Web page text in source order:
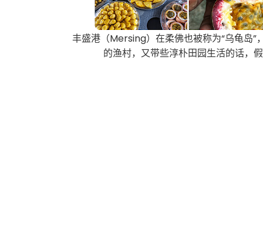
丰盛港（Mersing）在柔佛也被称为“乌龟岛
的渔村，又带些淳朴田园生活的话，